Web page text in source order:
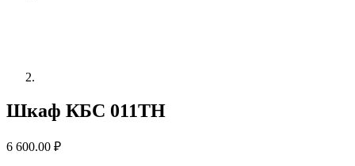
Шкаф КБС 011ТН
6 600.00 ₽